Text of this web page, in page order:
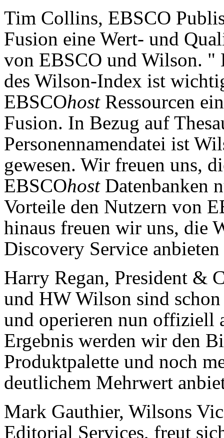
Tim Collins, EBSCO
Fusion eine Wert- und
von EBSCO und Wilson. "
des Wilson-Index ist
EBSCOhostRessourcen
Fusion. In Bezug auf
Personennamendatei ist
gewesen. Wir freuen uns,
EBSCOhostDatenbanken
Vorteile den Nutzern von
hinaus freuen wir uns, die
Discovery Service
Harry Regan, President &
und HW Wilson sind schon
und operieren nun offiziell
Ergebnis werden wir den
Produktpalette und noch
deutlichem Mehrwert
Mark Gauthier, Wilsons
Editorial Services, freut